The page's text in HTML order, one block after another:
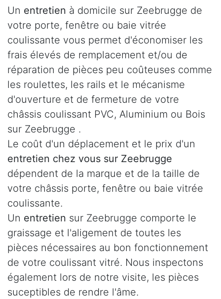
Un entretien à domicile sur Zeebrugge de
votre porte, fenêtre ou baie vitrée
coulissante vous permet d'économiser les
frais élevés de remplacement et/ou de
réparation de pièces peu coûteuses comme
les roulettes, les rails et le mécanisme
d'ouverture et de fermeture de votre
châssis coulissant PVC, Aluminium ou Bois
sur Zeebrugge .
Le coût d'un déplacement et le prix d'un
entretien chez vous sur Zeebrugge
dépendent de la marque et de la taille de
votre châssis porte, fenêtre ou baie vitrée
coulissante.
Un entretien sur Zeebrugge comporte le
graissage et l'aligement de toutes les
pièces nécessaires au bon fonctionnement
de votre coulissant vitré. Nous inspectons
également lors de notre visite, les pièces
suceptibles de rendre l'âme.